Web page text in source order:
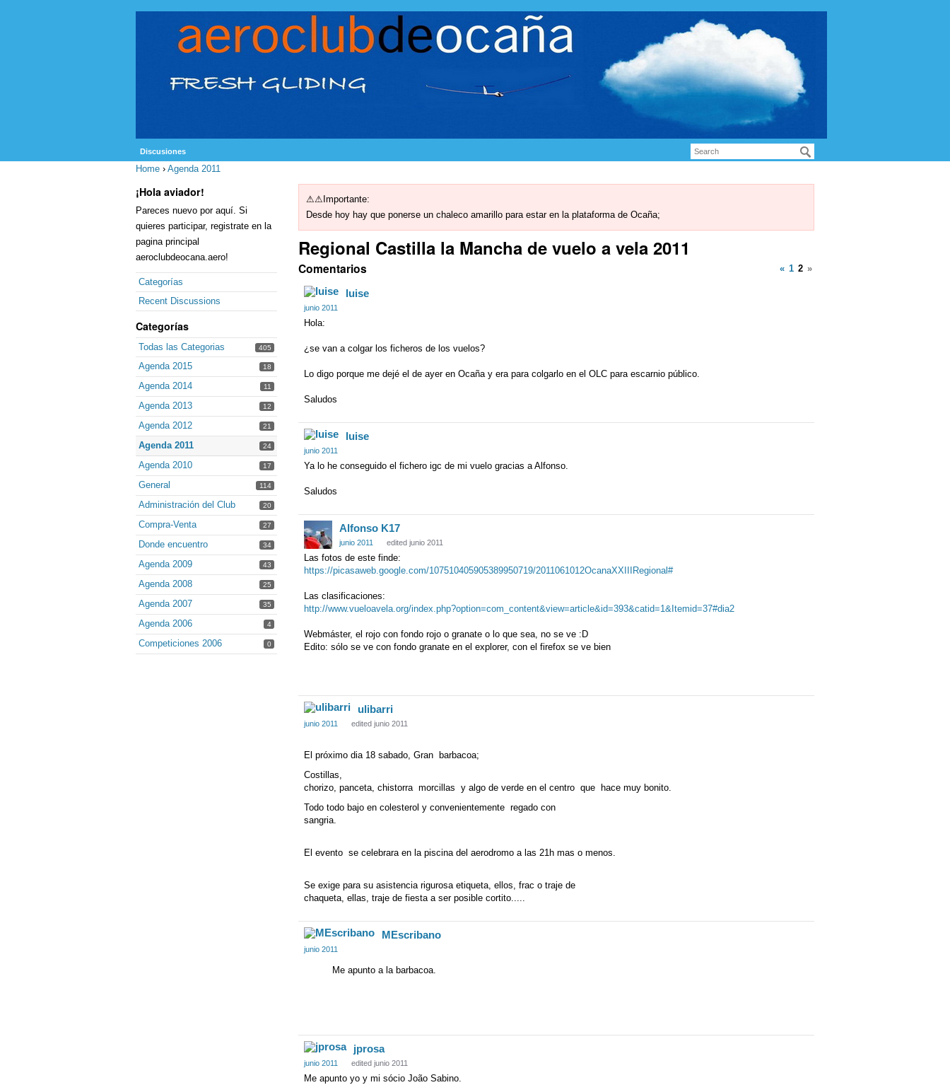
Discusiones
Home › Agenda 2011
¡Hola aviador!
Pareces nuevo por aquí. Si
quieres participar, registrate en la
pagina principal
aeroclubdeocana.aero!
Categorías
Recent Discussions
Categorías
Todas las Categorias 405
Agenda 2015 18
Agenda 2014 11
Agenda 2013 12
Agenda 2012 21
Agenda 2011 24
Agenda 2010 17
General 114
Administración del Club 20
Compra-Venta 27
Donde encuentro 34
Agenda 2009 43
Agenda 2008 25
Agenda 2007 35
Agenda 2006 4
Competiciones 2006 0
⚠⚠Importante:
Desde hoy hay que ponerse un chaleco amarillo para estar en la plataforma de Ocaña;
Regional Castilla la Mancha de vuelo a vela 2011
« 1 2 »
Comentarios
luise
junio 2011
Hola:
¿se van a colgar los ficheros de los vuelos?
Lo digo porque me dejé el de ayer en Ocaña y era para colgarlo en el OLC para escarnio público.
Saludos
luise
junio 2011
Ya lo he conseguido el fichero igc de mi vuelo gracias a Alfonso.
Saludos
Alfonso K17
junio 2011 edited junio 2011
Las fotos de este finde:
https://picasaweb.google.com/107510405905389950719/2011061012OcanaXXIIIRegional#
Las clasificaciones:
http://www.vueloavela.org/index.php?option=com_content&view=article&id=393&catid=1&Itemid=37#dia2
Webmáster, el rojo con fondo rojo o granate o lo que sea, no se ve :D
Edito: sólo se ve con fondo granate en el explorer, con el firefox se ve bien
ulibarri
junio 2011 edited junio 2011
El próximo dia 18 sabado, Gran barbacoa;
Costillas,
chorizo, panceta, chistorra morcillas y algo de verde en el centro que hace muy bonito.
Todo todo bajo en colesterol y convenientemente regado con
sangria.
El evento se celebrara en la piscina del aerodromo a las 21h mas o menos.
Se exige para su asistencia rigurosa etiqueta, ellos, frac o traje de
chaqueta, ellas, traje de fiesta a ser posible cortito.....
MEscribano
junio 2011
Me apunto a la barbacoa.
jprosa
junio 2011 edited junio 2011
Me apunto yo y mi sócio João Sabino.